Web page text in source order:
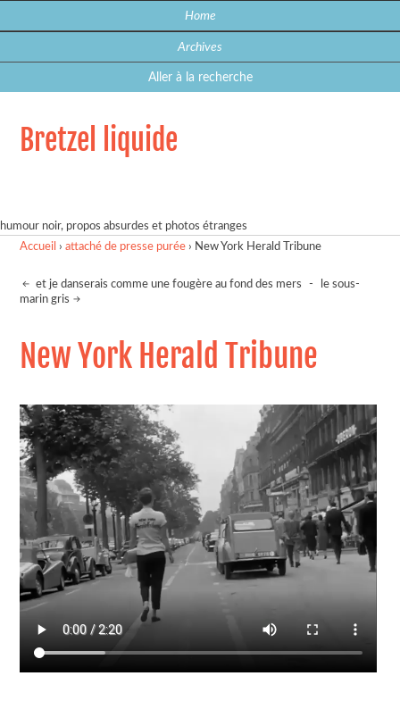
Home
Archives
Aller à la recherche
Bretzel liquide
humour noir, propos absurdes et photos étranges
Accueil ›attaché de presse purée › New York Herald Tribune
et je danserais comme une fougère au fond des mers -
le sous-
marin gris
New York Herald Tribune